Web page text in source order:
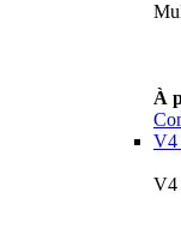
À
V4
V4